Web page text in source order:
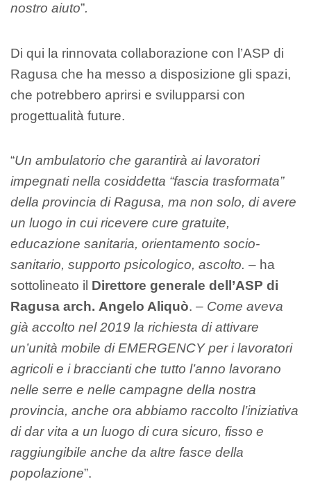
nostro aiuto”.
Di qui la rinnovata collaborazione con l’ASP di
Ragusa che ha messo a disposizione gli spazi,
che potrebbero aprirsi e svilupparsi con
progettualità future.
“Un ambulatorio che garantirà ai lavoratori
impegnati nella cosiddetta “fascia trasformata”
della provincia di Ragusa, ma non solo, di avere
un luogo in cui ricevere cure gratuite,
educazione sanitaria, orientamento socio-
sanitario, supporto psicologico, ascolto. – ha
sottolineato il Direttore generale dell’ASP di
Ragusa arch. Angelo Aliquò. – Come aveva
già accolto nel 2019 la richiesta di attivare
un’unità mobile di EMERGENCY per i lavoratori
agricoli e i braccianti che tutto l’anno lavorano
nelle serre e nelle campagne della nostra
provincia, anche ora abbiamo raccolto l’iniziativa
di dar vita a un luogo di cura sicuro, fisso e
raggiungibile anche da altre fasce della
popolazione”.